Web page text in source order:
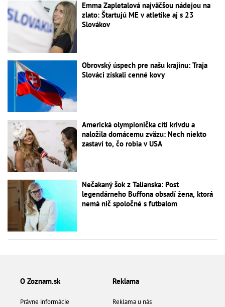
Emma Zapletalová najväčšou nádejou na
zlato: Štartujú ME v atletike aj s 23
Slovákov
Obrovský úspech pre našu krajinu: Traja
Slováci získali cenné kovy
Americká olympionička cíti krivdu a
naložila domácemu zväzu: Nech niekto
zastaví to, čo robia v USA
Nečakaný šok z Talianska: Post
legendárneho Buffona obsadí žena, ktorá
nemá nič spoločné s futbalom
O Zoznam.sk
Právne informácie
Reklama
Reklama u nás